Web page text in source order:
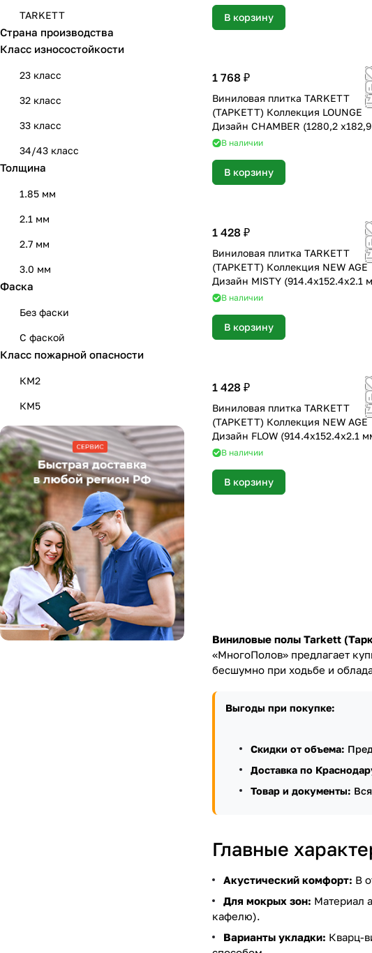
В корзину
1 768 ₽
Виниловая плитка TARKETT
(ТАРКЕТТ) Коллекция LOUNGE
Дизайн CHAMBER (1280,2 х182,9
мм)В наличии
В корзину
1 428 ₽
Виниловая плитка TARKETT
(ТАРКЕТТ) Коллекция NEW AGE
Дизайн MISTY (914.4х152.4х2.1
В наличии
В корзину
1 428 ₽
Виниловая плитка TARKETT
(ТАРКЕТТ) Коллекция NEW AGE
Дизайн FLOW (914.4х152.4х2.1
В наличии
В корзину
Виниловые полы Tarkett
«МногоПолов» предлагает
бесшумно при ходьбе и
Выгоды при покупке:
Скидки от объема:
Доставка по
Товар и документы:
Главные
Акустический комфорт: В
Для мокрых зон: Материал
кафелю).
Варианты укладки: Кварц-
TARKETT
Страна производства
Класс износостойкости
23 класс
32 класс
33 класс
34/43 класс
Толщина
1.85 мм
2.1 мм
2.7 мм
3.0 мм
Фаска
Без фаски
С фаской
Класс пожарной опасности
КМ2
КМ5